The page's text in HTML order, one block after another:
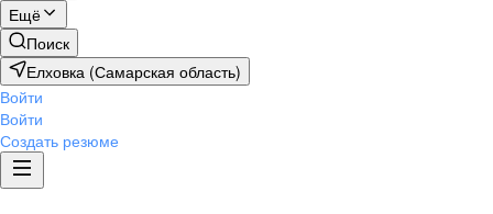
Ещё
Поиск
Елховка (Самарская область)
Войти
Войти
Создать резюме